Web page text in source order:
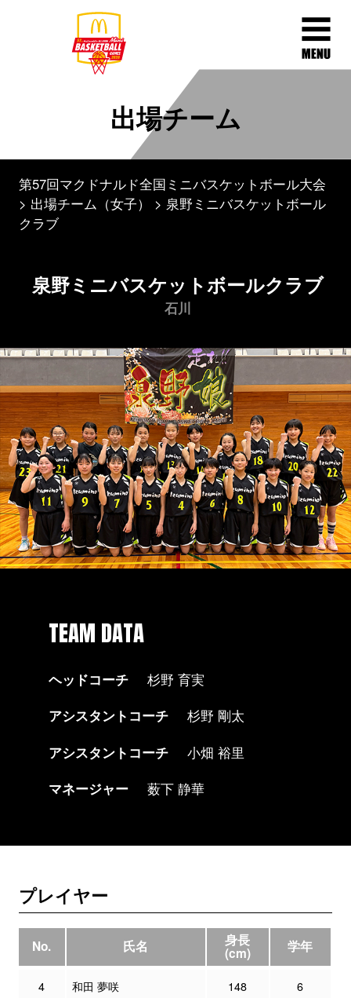
出場チーム
第57回マクドナルド全国ミニバスケットボール大会
出場チーム（女子）
泉野ミニバスケットボール
クラブ
泉野ミニバスケットボールクラブ
石川
TEAM DATA
ヘッドコーチ
杉野 育実
アシスタントコーチ
杉野 剛太
アシスタントコーチ
小畑 裕里
マネージャー
薮下 静華
プレイヤー
No. 氏名 身長
(cm) 学年
4 和田 夢咲 148 6